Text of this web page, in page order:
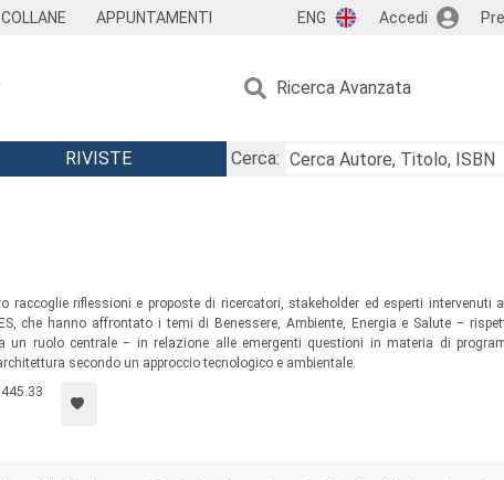
COLLANE APPUNTAMENTI ENG Accedi
Ricerca Avanzata
RIVISTE
Cerca:
raccoglie riflessioni e proposte di ricercatori, stakeholder ed esperti intervenuti
che hanno affrontato i temi di Benessere, Ambiente, Energia e Salute ‒
un ruolo centrale ‒ in relazione alle emergenti questioni in materia di
secondo un approccio tecnologico e ambientale.